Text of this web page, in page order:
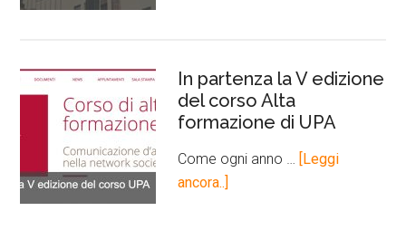
In partenza la V edizione
del corso Alta
formazione di UPA
Come ogni anno … [Leggi
ancora..]